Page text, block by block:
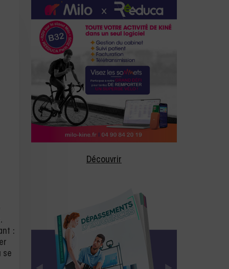
:
se
Découvrir